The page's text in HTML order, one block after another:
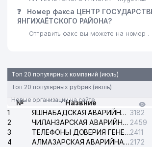
❓
Номер факса ЦЕНТР
ЯНГИХАЁТСКОГО РАЙОНА?
Отправить факс вы можете на номер .
Топ 20 популярных компаний (июль)
Топ 20 популярных рубрик (июль)
Новые организации на сайте
№
Назвние
1
ЯШНАБАДСКАЯ АВАРИЙНАЯ СЛУЖБА ЭЛЕКТРОСЕТИ 3182
2
ЧИЛАНЗАРСКАЯ АВАРИЙНАЯ СЛУЖБА ЭЛЕКТРОСЕТИ 2459
3
ТЕЛЕФОНЫ ДОВЕРИЯ ГЕНЕРАЛЬНОЙ ПРОКУРАТУРЫ РЕСПУБЛИКИ УЗБЕКИСТАН2411
4
АЛМАЗАРСКАЯ АВАРИЙНАЯ СЛУЖБА ЭЛЕКТРОСЕТИ2172